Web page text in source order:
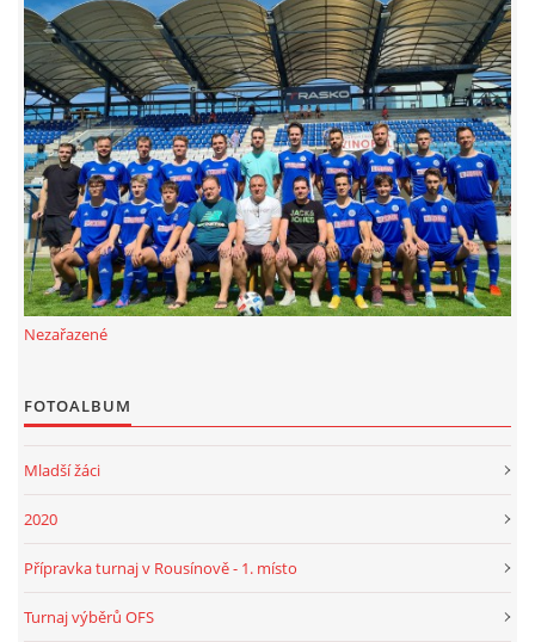
PODPORUJÍ NÁŠ KLUB
ARCHÍV
DOTACE
© 2026 eStránky.cz
Nezařazené
FOTOALBUM
Mladší žáci
2020
Přípravka turnaj v Rousínově - 1. místo
Turnaj výběrů OFS